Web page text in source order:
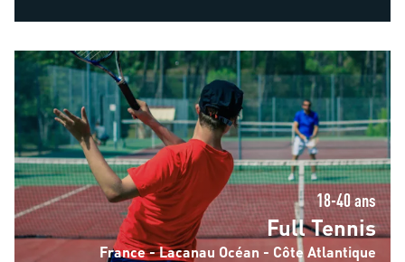
Full Tennis
18-40 ans
Full Tennis
France - Lacanau Océan - Côte Atlantique